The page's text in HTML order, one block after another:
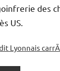
des
US.
Lyonnais